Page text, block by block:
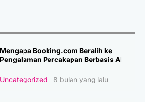
Mengapa Booking.com Beralih ke
Pengalaman Percakapan Berbasis AI
Uncategorized 8 bulan yang lalu